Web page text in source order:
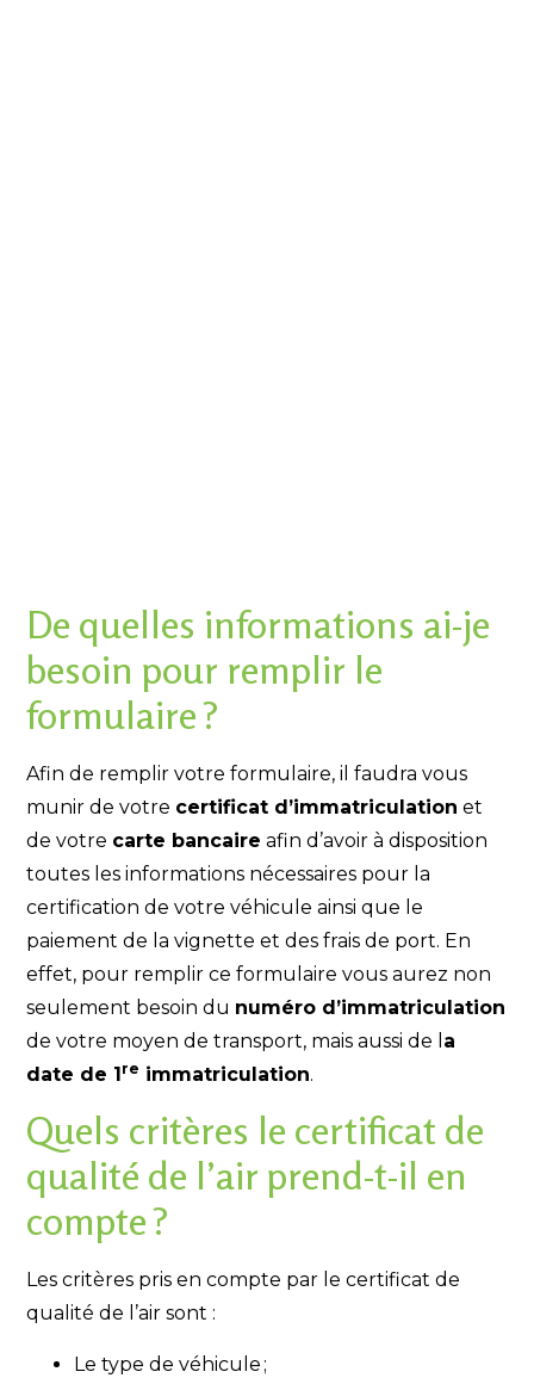
De quelles informations ai-je
besoin pour remplir le
formulaire ?
Afin de remplir votre formulaire, il faudra vous
munir de votre certificat d’immatriculation et
de votre carte bancaire afin d’avoir à disposition
toutes les informations nécessaires pour la
certification de votre véhicule ainsi que le
paiement de la vignette et des frais de port. En
effet, pour remplir ce formulaire vous aurez non
seulement besoin du numéro d’immatriculation
de votre moyen de transport, mais aussi de l a
date de 1re immatriculation.
Quels critères le certificat de
qualité de l’air prend-t-il en
compte ?
Les critères pris en compte par le certificat de
qualité de l’air sont :
Le type de véhicule ;